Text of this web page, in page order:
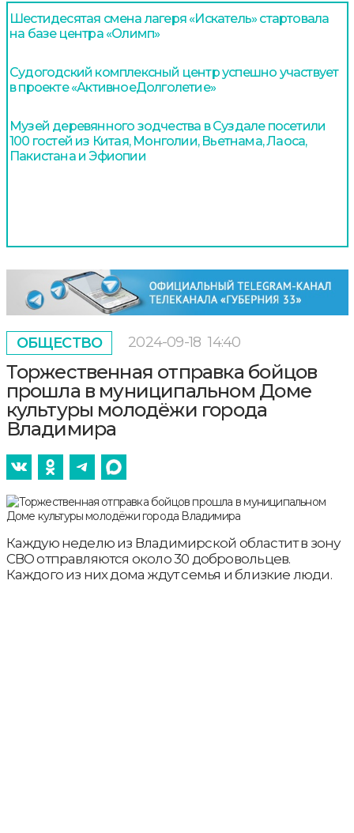
Шестидесятая смена лагеря «Искатель» стартовала
на базе центра «Олимп»
Судогодский комплексный центр успешно участвует
в проекте «АктивноеДолголетие»
Музей деревянного зодчества в Суздале посетили
100 гостей из Китая, Монголии, Вьетнама, Лаоса,
Пакистана и Эфиопии
ОБЩЕСТВО 2024-09-18 14:40
Торжественная отправка бойцов
прошла в муниципальном Доме
культуры молодёжи города
Владимира
Каждую неделю из Владимирской областит в зону
СВО отправляются около 30 добровольцев.
Каждого из них дома ждут семья и близкие люди.